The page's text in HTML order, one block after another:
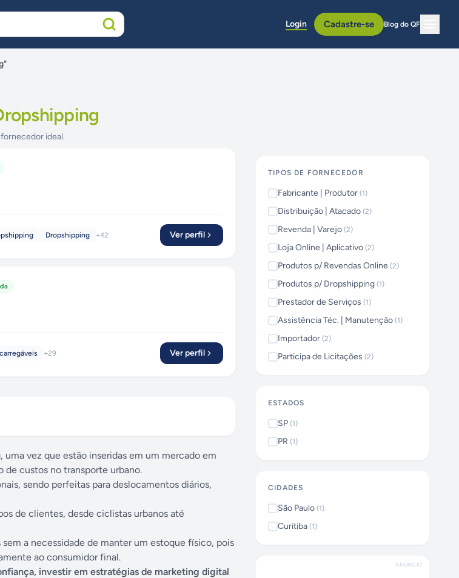
Login Cadastre-se Blog do QF
ideal.
Dropshipping +42 Ver perfil
+29 Ver perfil
vez que estão inseridas em um mercado em
de custos no transporte urbano.
sendo perfeitas para deslocamentos diários,
de clientes, desde ciclistas urbanos até
a necessidade de manter um estoque físico, pois
ao consumidor final.
investir em estratégias de marketing digital
TIPOS DE FORNECEDOR
Fabricante | Produtor (1)
Distribuição | Atacado (2)
Revenda | Varejo (2)
Loja Online | Aplicativo (2)
Produtos p/ Revendas Online (2)
Produtos p/ Dropshipping (1)
Prestador de Serviços (1)
Assistência Téc. | Manutenção (1)
Importador (2)
Participa de Licitações (2)
ESTADOS
SP (1)
PR (1)
CIDADES
São Paulo (1)
Curitiba (1)
ANÚNCIO